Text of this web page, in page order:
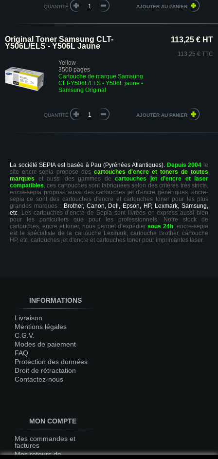
QUANTITÉ
Original Toner Samsung CLT-
Y506L/ELS - Y506L Jaune
Yellow
3500 pages
Cartouche de marque Samsung
CLT-Y506L/ELS - Y506L jaune -
Samsung Original
113,25 € HT
113,25 € TTC
QUANTITÉ
La société SEPIA est basée à Pau (Pyrénées Atlantiques). Depuis 2004 le
site encre-sepia propose des cartouches d'encre et toners de toutes
marques et aussi des gammes de cartouches jet d'encre et laser
compatibles, ces cartouches sont fabriquées selon des critères très stricts,
encre-sepia propose aussi des cartouches jet d'encre génériques. encre-
sepia ce sont des cartouches d'encre et cartouches toner pour les plus
grandes marques : Brother, Canon, Dell, Epson, HP, Lexmark, Samsung,
etc. Les cartouches d’encre de Sepia sont livrées en express aussi bien
pour les particuliers que pour les professionnels. Notre stock de
cartouches, encre et toner, nous permet d’expédiersous 24h. encre-sepia
est le spécialiste de la cartouche Lexmark, cartouche Brother, cartouche
HP, etc. cartouches jet d'encre et cartouches toner pour imprimantes laser.
INFORMATIONS
Livraison
Mentions légales
C.G.V.
Modes de paiement
FAQ
Protection des données
Droit de rétractation
Contactez-nous
MON COMPTE
Mes commandes et
factures
Mes retours de